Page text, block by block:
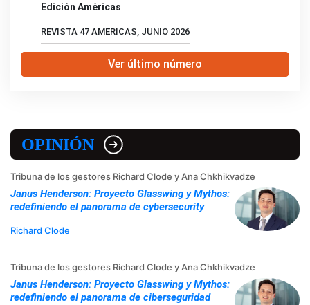
Edición Américas
REVISTA 47 AMERICAS, JUNIO 2026
Ver último número
OPINIÓN
Tribuna de los gestores Richard Clode y Ana Chkhikvadze
Janus Henderson: Proyecto Glasswing y Mythos:
redefiniendo el panorama de cybersecurity
Richard Clode
Tribuna de los gestores Richard Clode y Ana Chkhikvadze
Janus Henderson: Proyecto Glasswing y Mythos:
redefiniendo el panorama de ciberseguridad